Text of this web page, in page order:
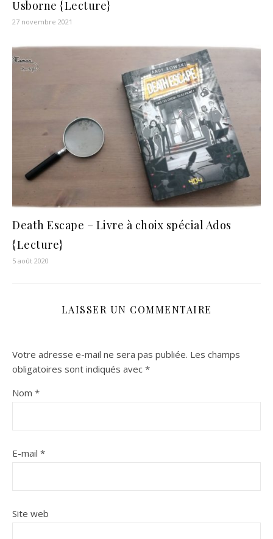
Usborne {Lecture}
27 novembre 2021
Death Escape – Livre à choix spécial Ados
{Lecture}
5 août 2020
LAISSER UN COMMENTAIRE
Votre adresse e-mail ne sera pas publiée. Les champs
obligatoires sont indiqués avec *
Nom *
E-mail *
Site web